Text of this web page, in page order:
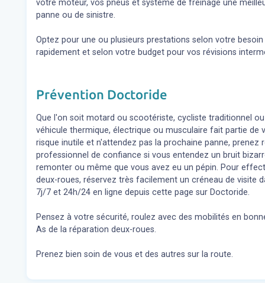
votre moteur, vos pneus et système de freinage une
panne ou de sinistre.
Optez pour une ou plusieurs prestations selon votre
rapidement et selon votre budget pour vos révisions
Prévention Doctoride
Que l'on soit motard ou scootériste, cycliste traditionnel
véhicule thermique, électrique ou musculaire fait partie de
risque inutile et n'attendez pas la prochaine panne, prenez
professionnel de confiance si vous entendez un bruit
remonter ou même que vous avez eu un pépin. Pour
deux-roues, réservez très facilement un créneau de visite
7j/7 et 24h/24 en ligne depuis cette page sur Doctoride.
Pensez à votre sécurité, roulez avec des mobilités en
As de la réparation deux-roues.
Prenez bien soin de vous et des autres sur la route.